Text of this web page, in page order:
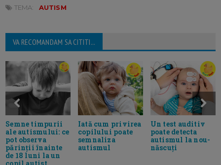
TEMA: AUTISM
VA RECOMANDAM SA CITITI...
Semne timpurii
ale autismului: ce
pot observa
părinții înainte
de 18 luni la un
Iată cum privirea
copilului poate
semnaliza
autismul
Un test auditiv
poate detecta
autismul la nou-
născuți